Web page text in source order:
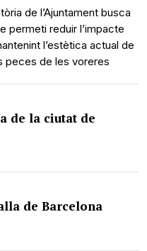
de l’Ajuntament busca
permeti reduir l’impacte
l’estètica actual de
peces de les voreres
de la ciutat de
de Barcelona